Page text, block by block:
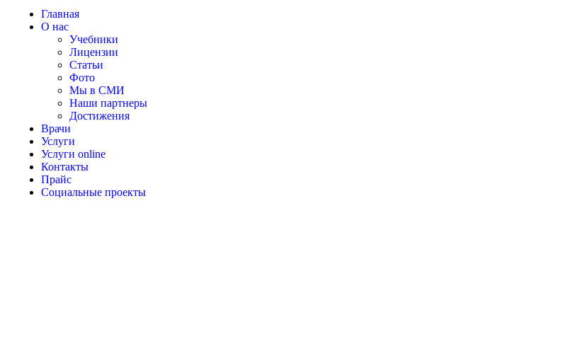
Главная
О нас
Учебники
Лицензии
Статьи
Фото
Мы в СМИ
Наши партнеры
Достижения
Врачи
Услуги
Услуги online
Контакты
Прайс
Социальные проекты